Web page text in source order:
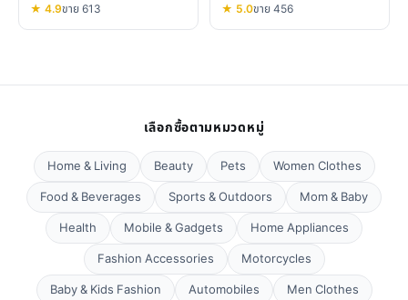
★ 4.9ขาย 613 ★ 5.0ขาย 456
เลือกซื้อตามหมวดหมู่
Home & Living Beauty Pets
Women Clothes
Food & Beverages
Sports & Outdoors
Mom & Baby
Health
Mobile & Gadgets
Home Appliances
Fashion Accessories
Motorcycles
Baby & Kids Fashion
Automobiles
Men Clothes